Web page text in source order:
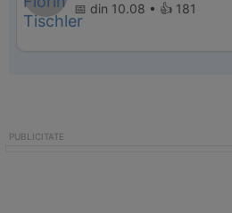
📅 din 10.08 • 👍 181